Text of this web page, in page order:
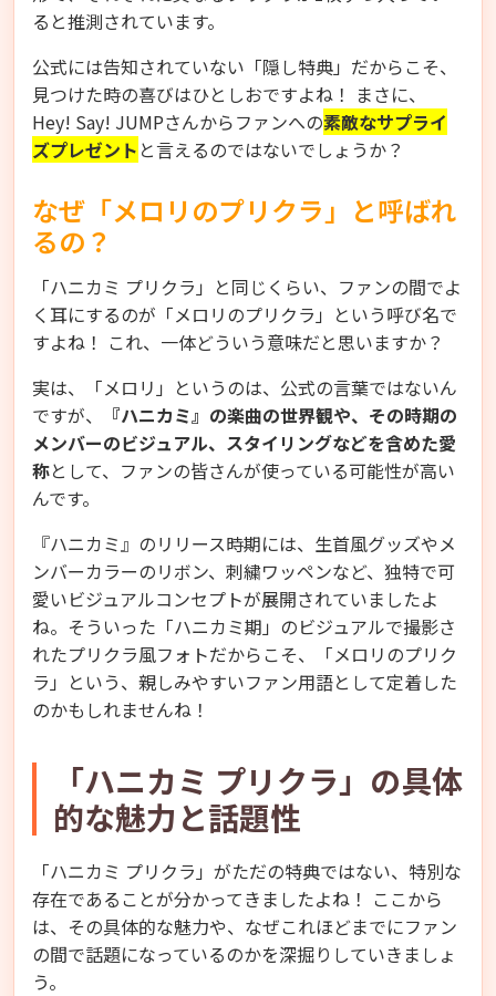
ると推測されています。
公式には告知されていない「隠し特典」だからこそ、
見つけた時の喜びはひとしおですよね！ まさに、
Hey! Say! JUMPさんからファンへの素敵なサプライ
ズプレゼント と言えるのではないでしょうか？
なぜ「メロリのプリクラ」と呼ばれ
るの？
「ハニカミ プリクラ」と同じくらい、ファンの間でよ
く耳にするのが「メロリのプリクラ」という呼び名で
すよね！ これ、一体どういう意味だと思いますか？
実は、「メロリ」というのは、公式の言葉ではないん
ですが、
『ハニカミ』の楽曲の世界観や、その時期の
メンバーのビジュアル、スタイリングなどを含めた愛
称として、ファンの皆さんが使っている可能性が高い
んです。
『ハニカミ』のリリース時期には、生首風グッズやメ
ンバーカラーのリボン、刺繍ワッペンなど、独特で可
愛いビジュアルコンセプトが展開されていましたよ
ね。そういった「ハニカミ期」のビジュアルで撮影さ
れたプリクラ風フォトだからこそ、「メロリのプリク
ラ」という、親しみやすいファン用語として定着した
のかもしれませんね！
「ハニカミ プリクラ」の具体
的な魅力と話題性
「ハニカミ プリクラ」がただの特典ではない、特別な
存在であることが分かってきましたよね！ ここから
は、その具体的な魅力や、なぜこれほどまでにファン
の間で話題になっているのかを深掘りしていきましょ
う。